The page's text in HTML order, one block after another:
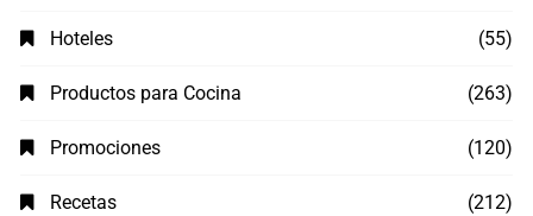
Hoteles (55)
Productos para Cocina (263)
Promociones (120)
Recetas (212)